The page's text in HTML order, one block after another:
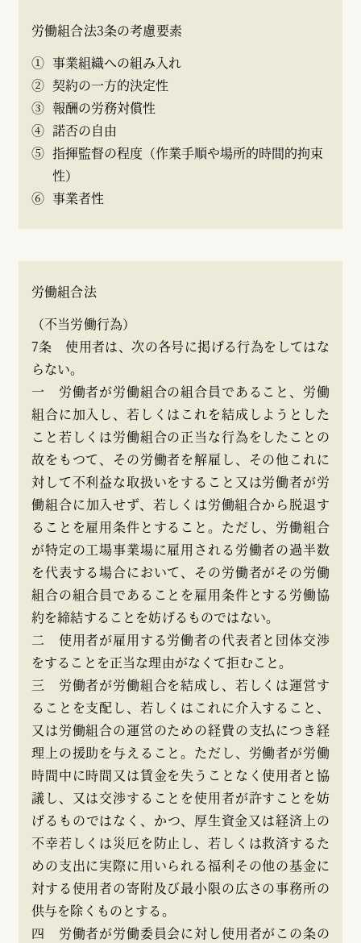
労働組合法3条の考慮要素
① 事業組織への組み入れ
② 契約の一方的決定性
③ 報酬の労務対償性
④ 諾否の自由
⑤ 指揮監督の程度（作業手順や場所的時間的拘束
性）
⑥ 事業者性
労働組合法
（不当労働行為）
7条 使用者は、次の各号に掲げる行為をしてはな
らない。
一 労働者が労働組合の組合員であること、労働
組合に加入し、若しくはこれを結成しようとした
こと若しくは労働組合の正当な行為をしたことの
故をもつて、その労働者を解雇し、その他これに
対して不利益な取扱いをすること又は労働者が労
働組合に加入せず、若しくは労働組合から脱退す
ることを雇用条件とすること。ただし、労働組合
が特定の工場事業場に雇用される労働者の過半数
を代表する場合において、その労働者がその労働
組合の組合員であることを雇用条件とする労働協
約を締結することを妨げるものではない。
二 使用者が雇用する労働者の代表者と団体交渉
をすることを正当な理由がなくて拒むこと。
三 労働者が労働組合を結成し、若しくは運営す
ることを支配し、若しくはこれに介入すること、
又は労働組合の運営のための経費の支払につき経
理上の援助を与えること。ただし、労働者が労働
時間中に時間又は賃金を失うことなく使用者と協
議し、又は交渉することを使用者が許すことを妨
げるものではなく、かつ、厚生資金又は経済上の
不幸若しくは災厄を防止し、若しくは救済するた
めの支出に実際に用いられる福利その他の基金に
対する使用者の寄附及び最小限の広さの事務所の
供与を除くものとする。
四 労働者が労働委員会に対し使用者がこの条の